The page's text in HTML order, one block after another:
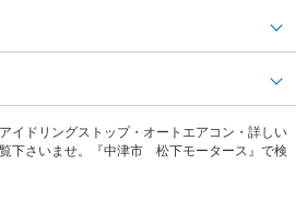
イドリングストップ・オートエアコン・詳しい
下さいませ。『中津市 松下モータース』で検